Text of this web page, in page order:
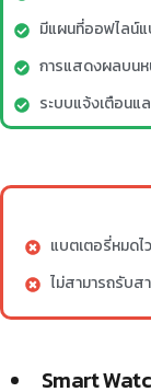
มีแผนที่ออฟไลน์แ
การแสดงผลบน
ระบบแจ้งเตือนแ
แบตเตอรี่หมดไ
ไม่สามารถรับส
Smart